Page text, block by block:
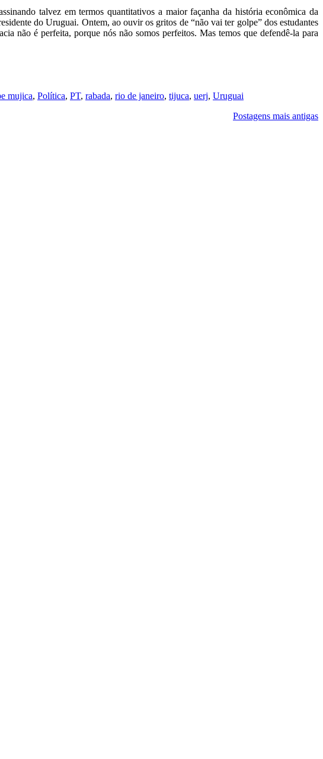
talvez em termos quantitativos a maior façanha da história econômica da
do Uruguai. Ontem, ao ouvir os gritos de “não vai ter golpe” dos estudantes
não é perfeita, porque nós não somos perfeitos. Mas temos que defendê-la para
mujica, Política, PT, rabada, rio de janeiro, tijuca, uerj, Uruguai
Postagens mais antigas